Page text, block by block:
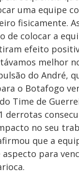
uma equipe
fisicamente.
de colocar a
efeito
melhor
do André,
o Botafogo
Time de
derrotas
no seu
que a
para